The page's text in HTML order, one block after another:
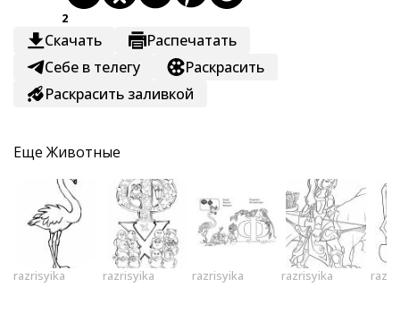
2
Скачать
Распечатать
Себе в телегу
Раскрасить
Раскрасить заливкой
Еще Животные
razrisyika razrisyika razrisyika razrisyika